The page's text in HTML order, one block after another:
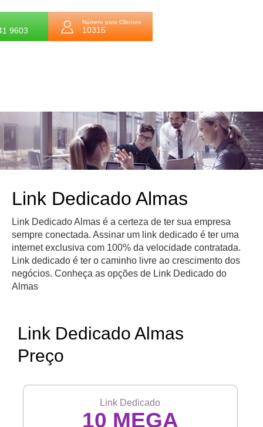
9603
Número para Clientes
10315
Link Dedicado Almas
Link Dedicado Almas é a certeza de ter sua empresa
sempre conectada. Assinar um link dedicado é ter uma
internet exclusiva com 100% da velocidade contratada.
Link dedicado é ter o caminho livre ao crescimento dos
negócios. Conheça as opções de Link Dedicado do
Almas
Link Dedicado Almas
Preço
Link Dedicado
10 MEGA